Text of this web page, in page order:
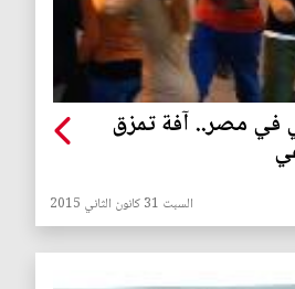
في مصر.. آفة تمزق
السبت 31 كانون الثاني 2015